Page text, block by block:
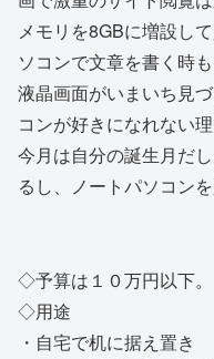
メモリを8GBに増設し
ソコンで文章を書く時
液晶画面がいまいち見
コンが好きになれない理
今月は自分の誕生月だ
るし、ノートパソコン
◇予算は１０万円以下。
◇用途
・自宅で机に据え置き